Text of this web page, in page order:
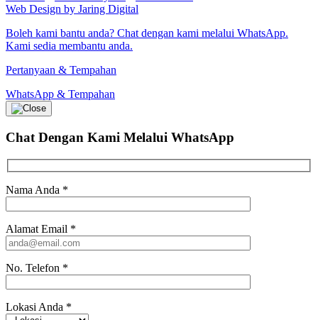
Web Design by Jaring Digital
Boleh kami bantu anda? Chat dengan kami melalui WhatsApp.
Kami sedia membantu anda.
Pertanyaan & Tempahan
WhatsApp & Tempahan
Chat Dengan Kami Melalui WhatsApp
Nama Anda *
Alamat Email *
No. Telefon *
Lokasi Anda *